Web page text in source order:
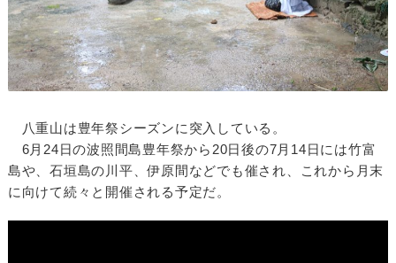
八重山は豊年祭シーズンに突入している。
6月24日の波照間島豊年祭から20日後の7月14日には竹富
島や、石垣島の川平、伊原間などでも催され、これから月末
に向けて続々と開催される予定だ。